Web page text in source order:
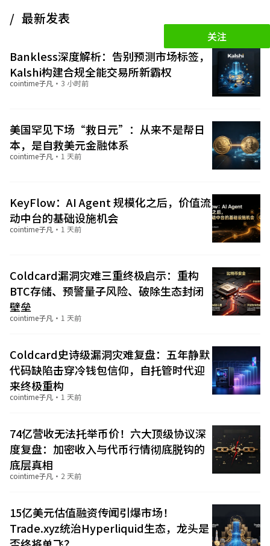
最新发表
Bankless深度解析：告别预测市场标签，
Kalshi构建合规全能交易所新霸权
cointime子凡 · 3 小时前
美国罕见下场“救日元”：从来不是帮日
本，是自救美元金融体系
cointime子凡 · 1 天前
KeyFlow：AI Agent 规模化之后，价值流
动中台的基础设施机会
cointime子凡 · 1 天前
Coldcard漏洞灾难三重终极启示：重构
BTC存储、预警量子风险、破除生态封闭
壁垒
cointime子凡 · 1 天前
Coldcard史诗级漏洞灾难复盘：五年静默
代码缺陷击穿冷钱包信仰，自托管时代迎
来终极重构
cointime子凡 · 1 天前
74亿营收无法托举币价！六大顶级协议深
度复盘：加密收入与代币行情彻底脱钩的
底层真相
cointime子凡 · 2 天前
15亿美元估值融资传闻引爆市场！
Trade.xyz统治Hyperliquid生态，龙头是
关注